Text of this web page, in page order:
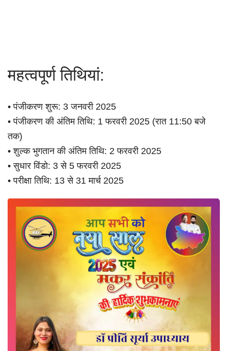
महत्वपूर्ण तिथियां:
• पंजीकरण शुरू: 3 जनवरी 2025
• पंजीकरण की अंतिम तिथि: 1 फरवरी 2025 (रात 11:50 बजे
तक)
• शुल्क भुगतान की अंतिम तिथि: 2 फरवरी 2025
• सुधार विंडो: 3 से 5 फरवरी 2025
• परीक्षा तिथि: 13 से 31 मार्च 2025